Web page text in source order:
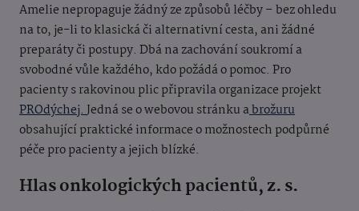
Amelie nepropaguje žádný ze způsobů léčby – bez ohledu
na to, je-li to klasická či alternativní cesta, ani žádné
preparáty či postupy. Dbá na zachování soukromí a
svobodné vůle každého, kdo požádá o pomoc. Pro
pacienty s rakovinou plic připravila organizace projekt
PROdýchej.Jedná se o webovou stránku abrožuru
obsahující praktické informace o možnostech podpůrné
péče pro pacienty a jejich blízké.
Hlas onkologických pacientů, z. s.